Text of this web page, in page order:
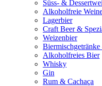
Süss- &
Alkoholfreie
Lagerbier
Craft Beer &
Weizenbier
Alkoholfreies Bier
Whisky
Gin
Rum & Cachaça